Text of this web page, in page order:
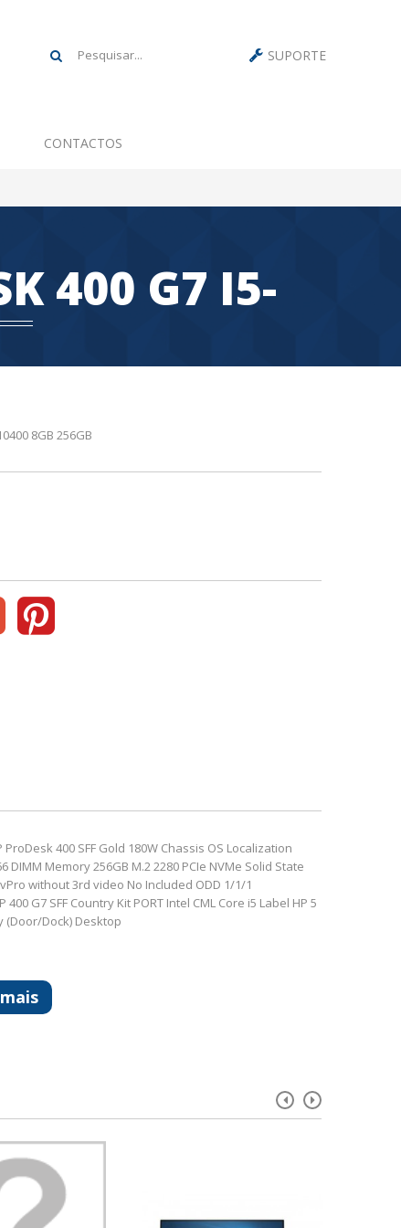
SUPORTE
CONTACTOS
400 G7 I5-
8GB 256GB
400 SFF Gold 180W Chassis OS Localization
DIMM Memory 256GB M.2 2280 PCIe NVMe Solid State
without 3rd video No Included ODD 1/1/1
G7 SFF Country Kit PORT Intel CML Core i5 Label HP 5
Dock) Desktop